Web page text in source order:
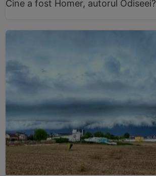
Cine a fost Homer, autorul Odiseei?